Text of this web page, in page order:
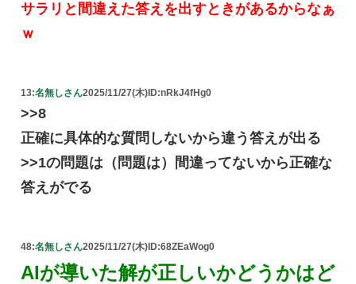
サラリと間違えた答えを出すときがあるからなぁ
ｗ
13:名無しさん2025/11/27(木) ID:nRkJ4fHg0
>>8
正確に具体的な質問しないから違う答えが出る
>>1の問題は（問題は）間違ってないから正確な
答えがでる
48:名無しさん2025/11/27(木)ID:68ZEaWog0
AIが導いた解が正しいかどうかはど